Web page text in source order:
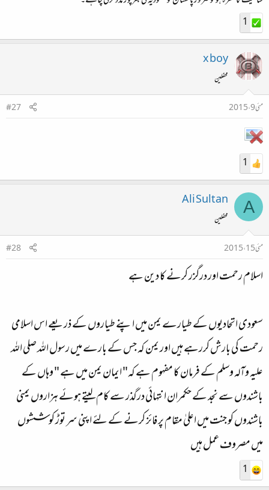
1
x boy
محفلین
مئی 9، 2015
#27
1
A
Ali Sultan
محفلین
مئی 15، 2015
#28
اسلام رحمت اور درگزر کرنے کا دین ہے
سعودی اتحادیوں کے طیارے یمن میں اپنے طیاروں کے ذریعے اس اسلامی
رحمت کی بارش کررہے ہیں اور یمن کہ جس کے بارے میں رسول اللہ صلی اللہ
علیہ وآلہ وسلم کے فرمان کا مفہوم ہے کہ" ایمان یمن میں ہے " وہاں کے
باشندوں سے نجد کے حکمران انتہائی درگذر سے کام لیتے ہوئے ہزاروں یمنی
باشندوں کو جنت میں اعلیٰ مقام پر فائز کرنے کے لئے اپنی سر توڑ کوششوں
میں مصروف عمل ہیں
1